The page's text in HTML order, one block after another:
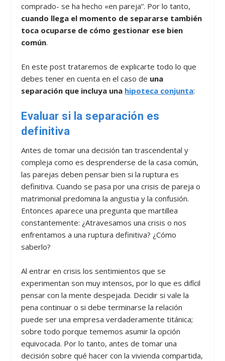
comprado- se ha hecho «en pareja”. Por lo tanto,
cuando llega el momento de separarse también
toca ocuparse de cómo gestionar ese bien
común.
En este post trataremos de explicarte todo lo que
debes tener en cuenta en el caso de una
separación que incluya una hipoteca conjunta:
Evaluar si la separación es
definitiva
Antes de tomar una decisión tan trascendental y
compleja como es desprenderse de la casa común,
las parejas deben pensar bien si la ruptura es
definitiva. Cuando se pasa por una crisis de pareja o
matrimonial predomina la angustia y la confusión.
Entonces aparece una pregunta que martillea
constantemente: ¿Atravesamos una crisis o nos
enfrentamos a una ruptura definitiva? ¿Cómo
saberlo?
Al entrar en crisis los sentimientos que se
experimentan son muy intensos, por lo que es difícil
pensar con la mente despejada. Decidir si vale la
pena continuar o si debe terminarse la relación
puede ser una empresa verdaderamente titánica;
sobre todo porque tememos asumir la opción
equivocada. Por lo tanto, antes de tomar una
decisión sobre qué hacer con la vivienda compartida,